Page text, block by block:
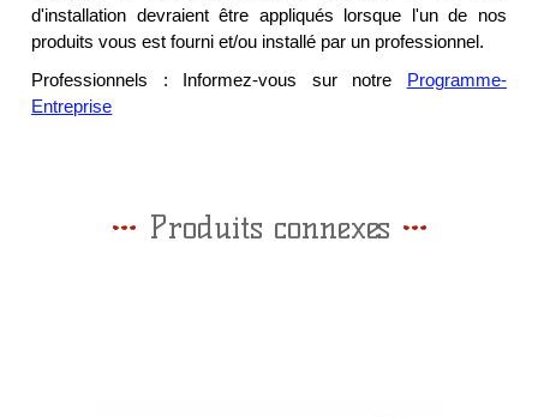
d'installation devraient être appliqués lorsque l'un de nos
produits vous est fourni et/ou installé par un professionnel.
Professionnels : Informez-vous sur notre
Programme-
Entreprise
Produits connexes